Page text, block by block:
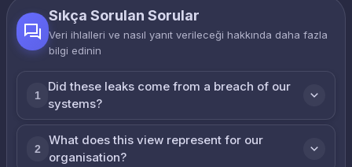
Sıkça Sorulan Sorular
Veri ihlalleri ve nasıl yanıt verileceği hakkında daha fazla
bilgi edinin
1
Did these leaks come from a breach of our
systems?
2
What does this view represent for our
organisation?